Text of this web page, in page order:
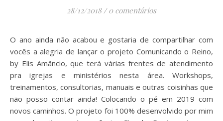
28/12/2018 / 0 comentários
O ano ainda não acabou e gostaria de compartilhar com
vocês a alegria de lançar o projeto Comunicando o Reino,
by Elis Amâncio, que terá várias frentes de atendimento
pra igrejas e ministérios nesta área. Workshops,
treinamentos, consultorias, manuais e outras coisinhas que
não posso contar ainda! Colocando o pé em 2019 com
novos caminhos. O projeto foi 100% desenvolvido por mim